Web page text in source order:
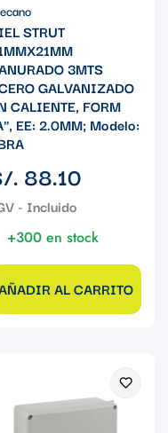
STRUT
3MTS
GALVANIZADO
CALIENTE, FORM
EE: 2.0MM; Modelo:
. 88.10
+300 en stock
AL CARRITO